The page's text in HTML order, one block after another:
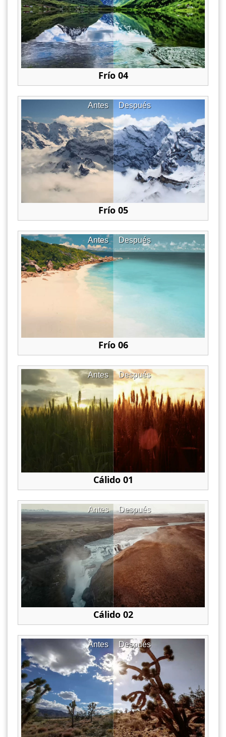
Frío 04
Después
Antes
Frío 05
Después
Antes
Frío 06
Después
Antes
Cálido 01
Después
Antes
Cálido 02
Después
Antes